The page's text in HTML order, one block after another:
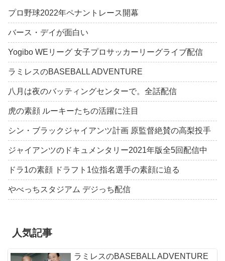
プロ野球2022年ペナントレース開幕
バース・デイが面白い
Yogibo WEリーグ 女子プロサッカーリーグライブ配信
ラミレスのBASEBALL ADVENTURE
八月は夜のバッティングセンターで。全話配信
虎の素顔 ルーキーたちの活躍に注目
シン・ブラックジャイアンツ計画 原監督絶賛の高梨投手
ジャイアンツのドキュメンタリー2021年版全5回配信中
ドラ1の素顔 ドラフト1位指名選手の素顔に迫る
やべっちスタジアム デジっち配信
人気記事
ラミレスのBASEBALL ADVENTURE